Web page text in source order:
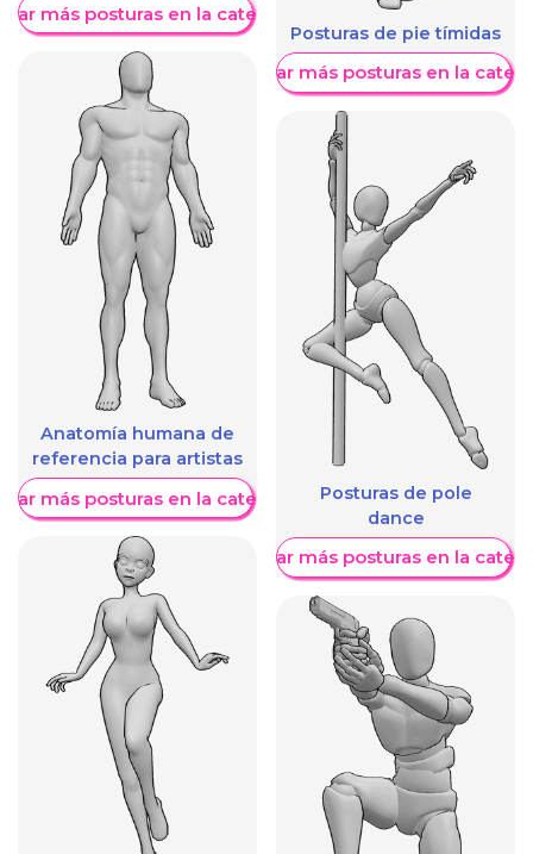
más posturas en la categoría
Anatomía humana de
referencia para artistas
más posturas en la categoría
Posturas de pie tímidas
Mostrar más posturas en la
Posturas de pole
dance
Mostrar más posturas en la